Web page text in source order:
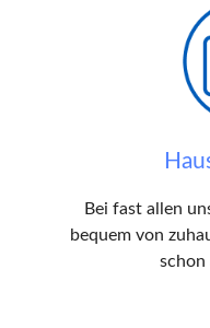
Bei fast allen
bequem von
schon